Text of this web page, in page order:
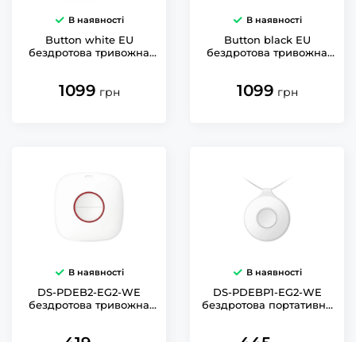
В наявності
Button white EU
бездротова тривожна
1099 грн
В наявності
Button black EU
бездротова тривожна
1099 грн
В наявності
DS-PDEB2-EG2-WE
бездротова тривожна
В наявності
DS-PDEBP1-EG2-WE
бездротова портативна